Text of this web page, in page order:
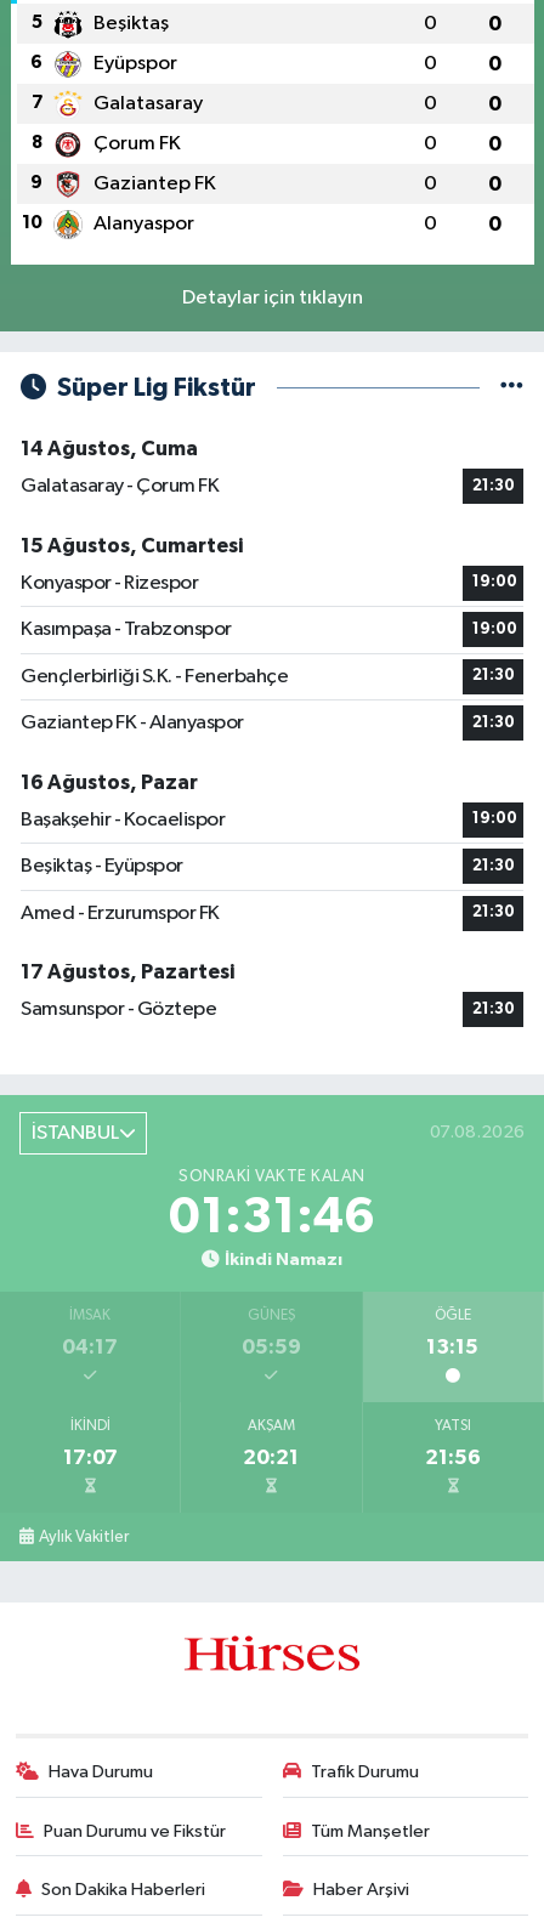
5 Beşiktaş 0 0
6 Eyüpspor 0 0
7 Galatasaray 0 0
8 Çorum FK 0 0
9 Gaziantep FK 0 0
10 Alanyaspor 0 0
Detaylar için tıklayın
Süper Lig Fikstür
14 Ağustos, Cuma
Galatasaray - Çorum FK
21:30
15 Ağustos, Cumartesi
Konyaspor - Rizespor
19:00
Kasımpaşa - Trabzonspor 19:00
Gençlerbirliği S.K. - Fenerbahçe 21:30
Gaziantep FK - Alanyaspor 21:30
16 Ağustos, Pazar
Başakşehir - Kocaelispor
19:00
Beşiktaş - Eyüpspor 21:30
Amed - Erzurumspor FK 21:30
17 Ağustos, Pazartesi
Samsunspor - Göztepe
21:30
İSTANBUL 07.08.2026
SONRAKI VAKTE KALAN
01:31:46
İkindi Namazı
İMSAK
04:17
GÜNEŞ
05:59
ÖĞLE
13:15
İKINDI
17:07
AKŞAM
20:21
YATSI
21:56
Aylık Vakitler
Hava Durumu Trafik Durumu
Puan Durumu ve Fikstür Tüm Manşetler
Son Dakika Haberleri Haber Arşivi